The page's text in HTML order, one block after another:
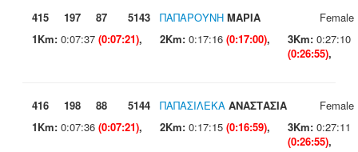
415 197 87 5143 ΠΑΠΑΡΟΥΝΗ ΜΑΡΙΑ
Female
1Km: 0:07:37 (0:07:21), 2Km: 0:17:16 (0:17:00), 3Km: 0:27:10
(0:26:55),
416 198 88 5144 ΠΑΠΑΣΙΛΕΚΑ ΑΝΑΣΤΑΣΙΑ
Female
1Km: 0:07:36 (0:07:21), 2Km: 0:17:15 (0:16:59), 3Km: 0:27:11
(0:26:55),